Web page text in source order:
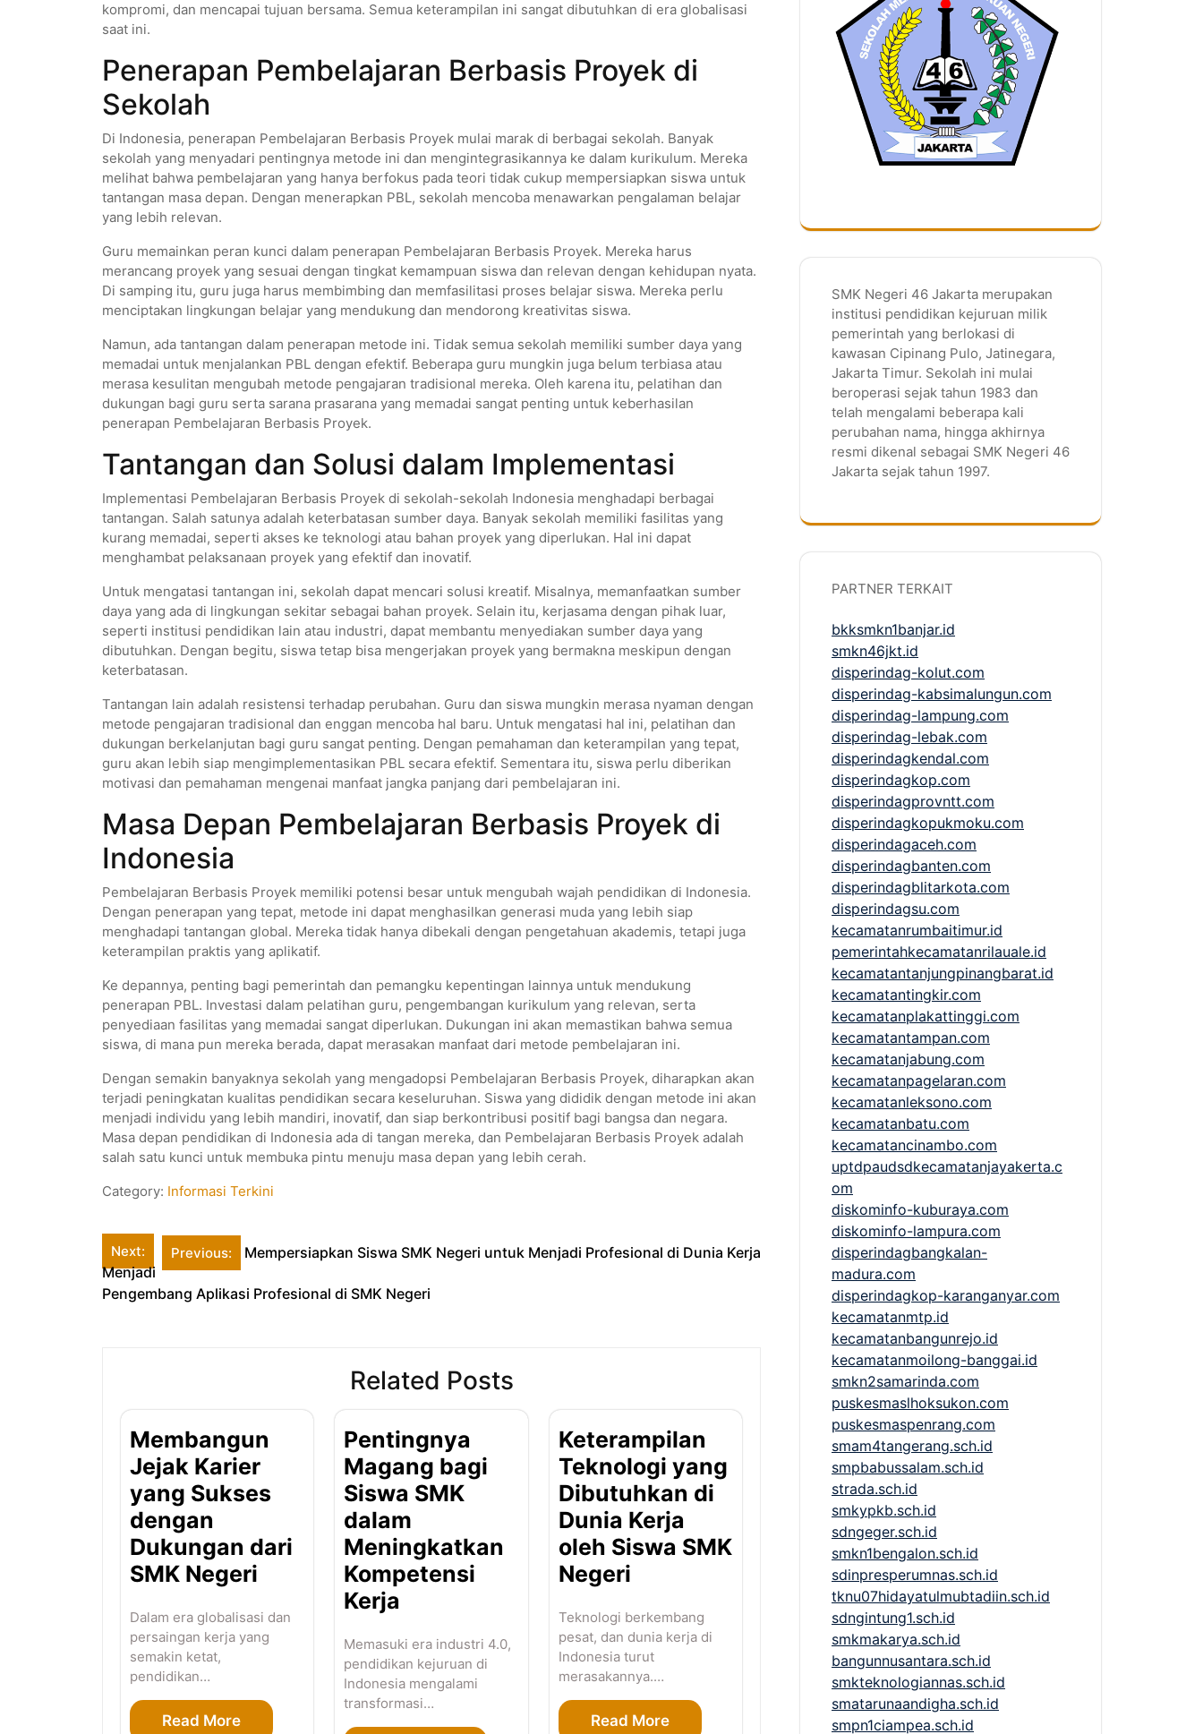
kompromi, dan mencapai tujuan bersama. Semua keterampilan ini sangat dibutuhkan di era globalisasi
saat ini.
Penerapan Pembelajaran Berbasis Proyek di
Sekolah
Di Indonesia, penerapan Pembelajaran Berbasis Proyek mulai marak di berbagai sekolah. Banyak
sekolah yang menyadari pentingnya metode ini dan mengintegrasikannya ke dalam kurikulum. Mereka
melihat bahwa pembelajaran yang hanya berfokus pada teori tidak cukup mempersiapkan siswa untuk
tantangan masa depan. Dengan menerapkan PBL, sekolah mencoba menawarkan pengalaman belajar
yang lebih relevan.
Guru memainkan peran kunci dalam penerapan Pembelajaran Berbasis Proyek. Mereka harus
merancang proyek yang sesuai dengan tingkat kemampuan siswa dan relevan dengan kehidupan nyata.
Di samping itu, guru juga harus membimbing dan memfasilitasi proses belajar siswa. Mereka perlu
menciptakan lingkungan belajar yang mendukung dan mendorong kreativitas siswa.
Namun, ada tantangan dalam penerapan metode ini. Tidak semua sekolah memiliki sumber daya yang
memadai untuk menjalankan PBL dengan efektif. Beberapa guru mungkin juga belum terbiasa atau
merasa kesulitan mengubah metode pengajaran tradisional mereka. Oleh karena itu, pelatihan dan
dukungan bagi guru serta sarana prasarana yang memadai sangat penting untuk keberhasilan
penerapan Pembelajaran Berbasis Proyek.
Tantangan dan Solusi dalam Implementasi
Implementasi Pembelajaran Berbasis Proyek di sekolah-sekolah Indonesia menghadapi berbagai
tantangan. Salah satunya adalah keterbatasan sumber daya. Banyak sekolah memiliki fasilitas yang
kurang memadai, seperti akses ke teknologi atau bahan proyek yang diperlukan. Hal ini dapat
menghambat pelaksanaan proyek yang efektif dan inovatif.
Untuk mengatasi tantangan ini, sekolah dapat mencari solusi kreatif. Misalnya, memanfaatkan sumber
daya yang ada di lingkungan sekitar sebagai bahan proyek. Selain itu, kerjasama dengan pihak luar,
seperti institusi pendidikan lain atau industri, dapat membantu menyediakan sumber daya yang
dibutuhkan. Dengan begitu, siswa tetap bisa mengerjakan proyek yang bermakna meskipun dengan
keterbatasan.
Tantangan lain adalah resistensi terhadap perubahan. Guru dan siswa mungkin merasa nyaman dengan
metode pengajaran tradisional dan enggan mencoba hal baru. Untuk mengatasi hal ini, pelatihan dan
dukungan berkelanjutan bagi guru sangat penting. Dengan pemahaman dan keterampilan yang tepat,
guru akan lebih siap mengimplementasikan PBL secara efektif. Sementara itu, siswa perlu diberikan
motivasi dan pemahaman mengenai manfaat jangka panjang dari pembelajaran ini.
Masa Depan Pembelajaran Berbasis Proyek di
Indonesia
Pembelajaran Berbasis Proyek memiliki potensi besar untuk mengubah wajah pendidikan di Indonesia.
Dengan penerapan yang tepat, metode ini dapat menghasilkan generasi muda yang lebih siap
menghadapi tantangan global. Mereka tidak hanya dibekali dengan pengetahuan akademis, tetapi juga
keterampilan praktis yang aplikatif.
Ke depannya, penting bagi pemerintah dan pemangku kepentingan lainnya untuk mendukung
penerapan PBL. Investasi dalam pelatihan guru, pengembangan kurikulum yang relevan, serta
penyediaan fasilitas yang memadai sangat diperlukan. Dukungan ini akan memastikan bahwa semua
siswa, di mana pun mereka berada, dapat merasakan manfaat dari metode pembelajaran ini.
Dengan semakin banyaknya sekolah yang mengadopsi Pembelajaran Berbasis Proyek, diharapkan akan
terjadi peningkatan kualitas pendidikan secara keseluruhan. Siswa yang dididik dengan metode ini akan
menjadi individu yang lebih mandiri, inovatif, dan siap berkontribusi positif bagi bangsa dan negara.
Masa depan pendidikan di Indonesia ada di tangan mereka, dan Pembelajaran Berbasis Proyek adalah
salah satu kunci untuk membuka pintu menuju masa depan yang lebih cerah.
Category: Informasi Terkini
Post
navigation
Previous: Mempersiapkan Siswa SMK Negeri untuk Menjadi Profesional di Dunia Kerja
Next:
Menjadi
Pengembang Aplikasi Profesional di SMK Negeri
Related Posts
Membangun
Jejak Karier
yang Sukses
dengan
Dukungan dari
SMK Negeri
Dalam era globalisasi dan
persaingan kerja yang
semakin ketat,
pendidikan…
Read More
Pentingnya
Magang bagi
Siswa SMK
dalam
Meningkatkan
Kompetensi
Kerja
Memasuki era industri 4.0,
pendidikan kejuruan di
Indonesia mengalami
transformasi…
Keterampilan
Teknologi yang
Dibutuhkan di
Dunia Kerja
oleh Siswa SMK
Negeri
Teknologi berkembang
pesat, dan dunia kerja di
Indonesia turut
merasakannya.…
Read More
SMK Negeri 46 Jakarta merupakan
institusi pendidikan kejuruan milik
pemerintah yang berlokasi di
kawasan Cipinang Pulo, Jatinegara,
Jakarta Timur. Sekolah ini mulai
beroperasi sejak tahun 1983 dan
telah mengalami beberapa kali
perubahan nama, hingga akhirnya
resmi dikenal sebagai SMK Negeri 46
Jakarta sejak tahun 1997.
PARTNER TERKAIT
bkksmkn1banjar.id
smkn46jkt.id
disperindag-kolut.com
disperindag-kabsimalungun.com
disperindag-lampung.com
disperindag-lebak.com
disperindagkendal.com
disperindagkop.com
disperindagprovntt.com
disperindagkopukmoku.com
disperindagaceh.com
disperindagbanten.com
disperindagblitarkota.com
disperindagsu.com
kecamatanrumbaitimur.id
pemerintahkecamatanrilauale.id
kecamatantanjungpinangbarat.id
kecamatantingkir.com
kecamatanplakattinggi.com
kecamatantampan.com
kecamatanjabung.com
kecamatanpagelaran.com
kecamatanleksono.com
kecamatanbatu.com
kecamatancinambo.com
uptdpaudsdkecamatanjayakerta.c
om
diskominfo-kuburaya.com
diskominfo-lampura.com
disperindagbangkalan-
madura.com
disperindagkop-karanganyar.com
kecamatanmtp.id
kecamatanbangunrejo.id
kecamatanmoilong-banggai.id
smkn2samarinda.com
puskesmaslhoksukon.com
puskesmaspenrang.com
smam4tangerang.sch.id
smpbabussalam.sch.id
strada.sch.id
smkypkb.sch.id
sdngeger.sch.id
smkn1bengalon.sch.id
sdinpresperumnas.sch.id
tknu07hidayatulmubtadiin.sch.id
sdngintung1.sch.id
smkmakarya.sch.id
bangunnusantara.sch.id
smkteknologiannas.sch.id
smatarunaandigha.sch.id
smpn1ciampea.sch.id